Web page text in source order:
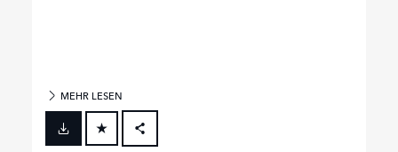
MEHR LESEN
FACEBOOK